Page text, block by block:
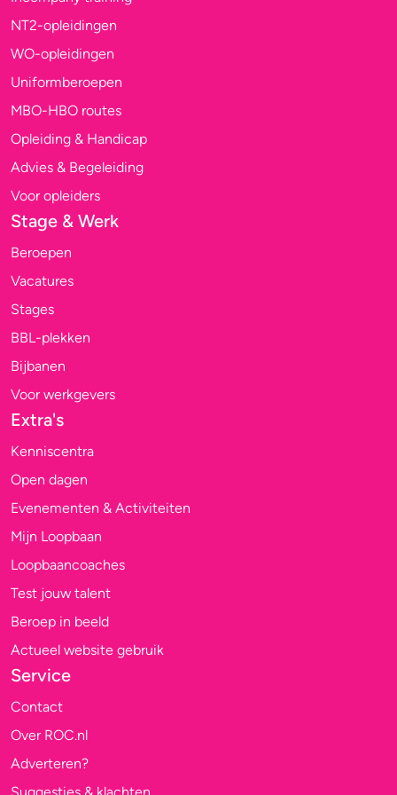
NT2-opleidingen
WO-opleidingen
Uniformberoepen
MBO-HBO routes
Opleiding & Handicap
Advies & Begeleiding
Voor opleiders
Stage & Werk
Beroepen
Vacatures
Stages
BBL-plekken
Bijbanen
Voor werkgevers
Extra's
Kenniscentra
Open dagen
Evenementen & Activiteiten
Mijn Loopbaan
Loopbaancoaches
Test jouw talent
Beroep in beeld
Actueel website gebruik
Service
Contact
Over ROC.nl
Adverteren?